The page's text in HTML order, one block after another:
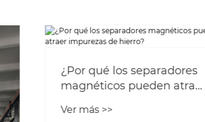
¿Por qué los separadores
magnéticos pueden atraer
Ver más >>